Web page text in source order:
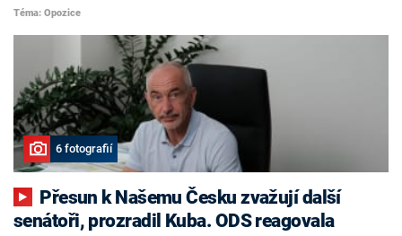
Téma: Opozice
6 fotografií
senátoři, prozradil Kuba. ODS reagovala